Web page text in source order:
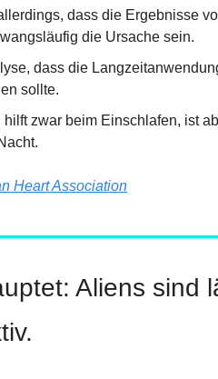
dass die Ergebnisse
die Ursache sein.
dass die
sollte.
hilft zwar beim Einschlafen, ist
Heart Association
Aliens sind